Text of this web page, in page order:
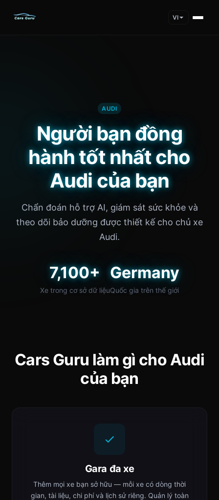
VI
AUDI
Người bạn đồng
hành tốt nhất cho
Audi của bạn
Chẩn đoán hỗ trợ AI, giám sát sức khỏe và
theo dõi bảo dưỡng được thiết kế cho chủ xe
Audi.
7,100+
Xe trong cơ sở dữ liệu
Germany
Quốc gia trên thế giới
Cars Guru làm gì cho Audi
của bạn
Gara đa xe
Thêm mọi xe bạn sở hữu — mỗi xe có dòng thời
gian, tài liệu, chi phí và lịch sử riêng. Quản lý toàn